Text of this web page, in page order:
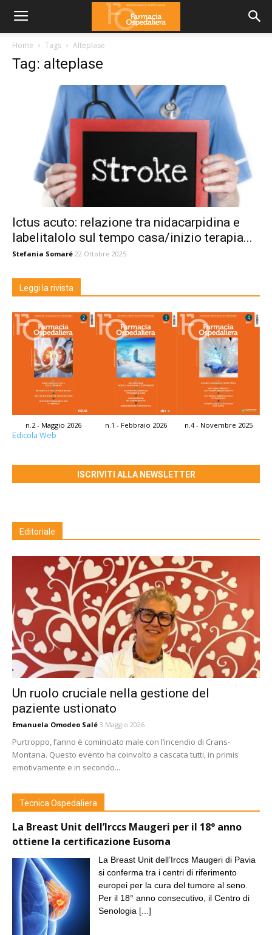
Home Tags Alteplase
Tag: alteplase
Ictus acuto: relazione tra nidacarpidina e
labelitalolo sul tempo casa/inizio terapia...
Stefania Somaré 22 Ottobre 2025
Leggi la rivista
n.2 - Maggio 2026 n.1 - Febbraio 2026 n.4 - Novembre 2025
Edicola Web
ISCRIVITI ALLA NEWSLETTER
Editoriale
Un ruolo cruciale nella gestione del
paziente ustionato
Emanuela Omodeo Salé 3 Maggio 2026
Purtroppo, l’anno è cominciato male con l’incendio di Crans-
Montana. Questo evento ha coinvolto a cascata tutti, in primis
emotivamente e in secondo...
Tecnica Ospedaliera
La Breast Unit dell’Irccs Maugeri per il 18° anno
ottiene la certificazione Eusoma
La Breast Unit dell’Irccs Maugeri di Pavia
si conferma tra i centri di riferimento
europei per la cura del tumore al seno.
Per il 18° anno consecutivo, il Centro di
Senologia [...]